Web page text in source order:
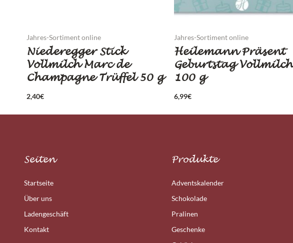
Jahres-Sortiment online
Niederegger Stick
Vollmilch Marc de
Champagne Trüffel 50 g
2,40€
Jahres-Sortiment online
Heilemann Präsent
Geburtstag Vollmilch
100 g
6,99€
Seiten
Startseite
Über uns
Ladengeschäft
Kontakt
Produkte
Adventskalender
Schokolade
Pralinen
Geschenke